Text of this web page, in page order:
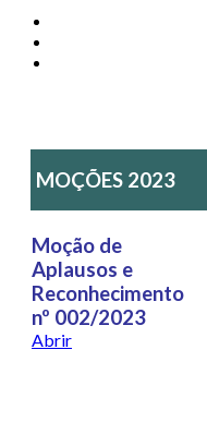
MOÇÕES 2023
Moção de
Aplausos e
Reconhecimento
nº 002/2023
Abrir